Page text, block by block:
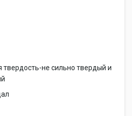
не сильно твердый и